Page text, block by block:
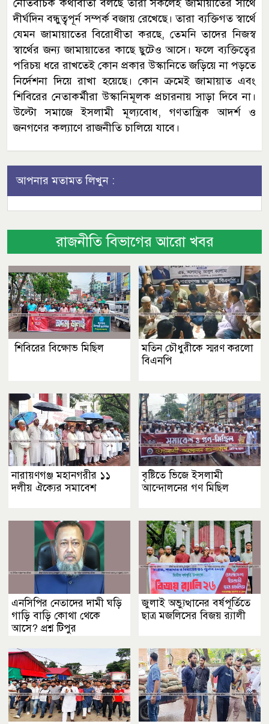
নেতিবাচক কথাবার্তা বলছে তারা সকলেই জামায়াতের সাথে
দীর্ঘদিন বন্ধুত্বপূর্ন সম্পর্ক বজায় রেখেছে। তারা ব্যক্তিগত স্বার্থে
যেমন জামায়াতের বিরোধীতা করছে, তেমনি তাদের নিজস্ব
স্বার্থের জন্য জামায়াতের কাছে ছুটেও আসে। ফলে ব্যক্তিত্বের
পরিচয় ধরে রাখতেই কোন প্রকার উস্কানিতে জড়িয়ে না পড়তে
নির্দেশনা দিয়ে রাখা হয়েছে। কোন ক্রমেই জামায়াত এবং
শিবিরের নেতাকর্মীরা উস্কানিমূলক প্রচারনায় সাড়া দিবে না।
উল্টো সমাজে ইসলামী মূল্যবোধ, গণতান্ত্রিক আদর্শ ও
জনগণের কল্যাণে রাজনীতি চালিয়ে যাবে।
আপনার মতামত লিখুন :
রাজনীতি বিভাগের আরো খবর
শিবিরের বিক্ষোভ মিছিল
মতিন চৌধুরীকে স্মরণ করলো
বিএনপি
নারায়ণগঞ্জ মহানগরীর ১১
দলীয় ঐক্যের সমাবেশ
বৃষ্টিতে ভিজে ইসলামী
আন্দোলনের গণ মিছিল
এনসিপির নেতাদের দামী ঘড়ি
গাড়ি বাড়ি কোথা থেকে
আসে? প্রশ্ন টিপুর
জুলাই অভ্যুত্থানের বর্ষপূর্তিতে
ছাত্র মজলিসের বিজয় র‍্যালী